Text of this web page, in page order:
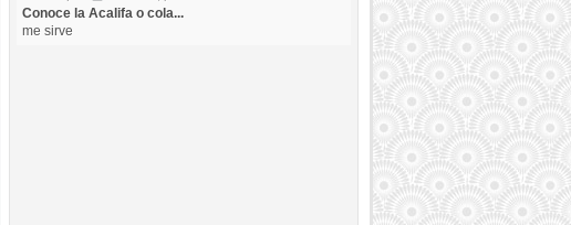
Conoce la Acalifa o cola...
me sirve